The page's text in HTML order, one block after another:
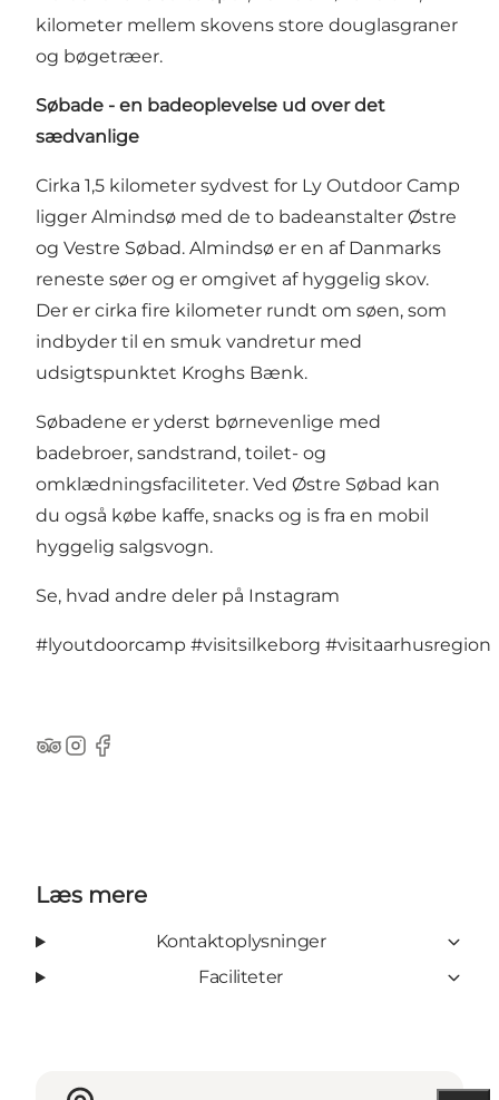
kilometer mellem skovens store douglasgraner
og bøgetræer.
Søbade - en badeoplevelse ud over det
sædvanlige
Cirka 1,5 kilometer sydvest for Ly Outdoor Camp
ligger Almindsø med de to badeanstalter Østre
og Vestre Søbad. Almindsø er en af Danmarks
reneste søer og er omgivet af hyggelig skov.
Der er cirka fire kilometer rundt om søen, som
indbyder til en smuk vandretur med
udsigtspunktet Kroghs Bænk.
Søbadene er yderst børnevenlige med
badebroer, sandstrand, toilet- og
omklædningsfaciliteter. Ved Østre Søbad kan
du også købe kaffe, snacks og is fra en mobil
hyggelig salgsvogn.
Se, hvad andre deler på Instagram
#lyoutdoorcamp #visitsilkeborg #visitaarhusregion
TripAdvisor
Instagram
Facebook
Læs mere
Kontaktoplysninger
Faciliteter